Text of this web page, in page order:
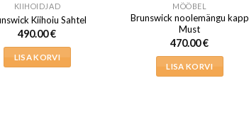
KIIHOIDJAD
Kiihoiu Sahtel
490.00€
LISA KORVI
MÖÖBEL
Brunswick noolemängu kapp
Must
470.00€
LISA KORVI